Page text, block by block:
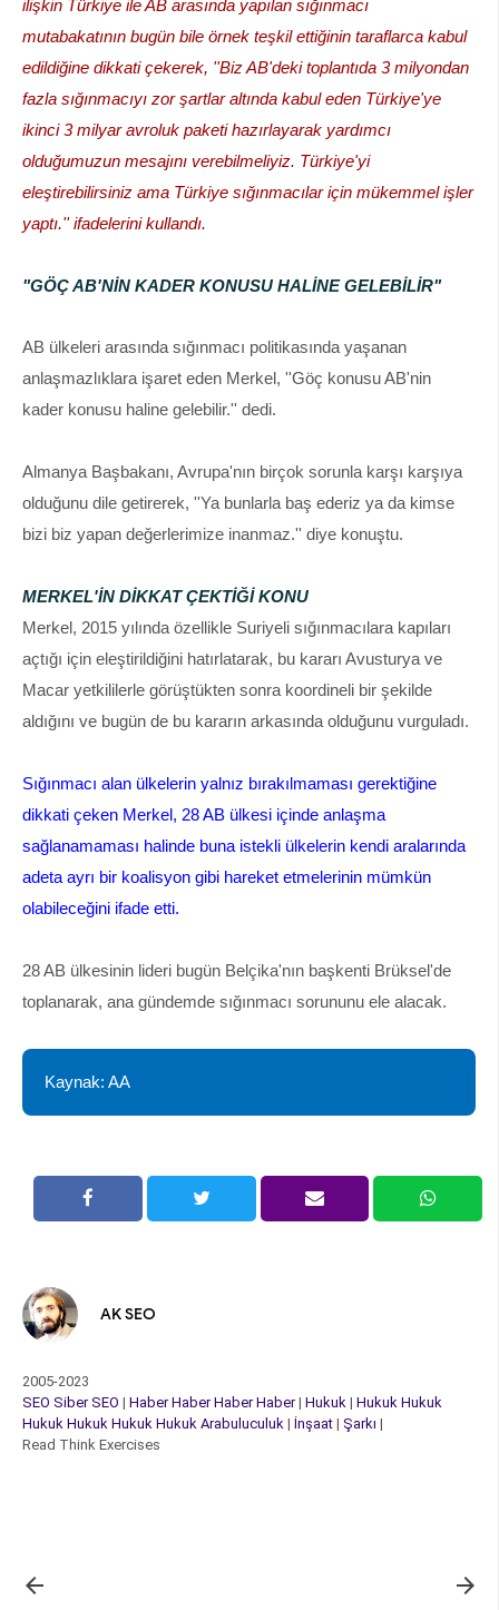
ilişkin Türkiye ile AB arasında yapılan sığınmacı
mutabakatının bugün bile örnek teşkil ettiğinin taraflarca kabul
edildiğine dikkati çekerek, ''Biz AB'deki toplantıda 3 milyondan
fazla sığınmacıyı zor şartlar altında kabul eden Türkiye'ye
ikinci 3 milyar avroluk paketi hazırlayarak yardımcı
olduğumuzun mesajını verebilmeliyiz. Türkiye'yi
eleştirebilirsiniz ama Türkiye sığınmacılar için mükemmel işler
yaptı.'' ifadelerini kullandı.
"GÖÇ AB'NİN KADER KONUSU HALİNE GELEBİLİR"
AB ülkeleri arasında sığınmacı politikasında yaşanan
anlaşmazlıklara işaret eden Merkel, ''Göç konusu AB'nin
kader konusu haline gelebilir.'' dedi.
Almanya Başbakanı, Avrupa'nın birçok sorunla karşı karşıya
olduğunu dile getirerek, ''Ya bunlarla baş ederiz ya da kimse
bizi biz yapan değerlerimize inanmaz.'' diye konuştu.
MERKEL'İN DİKKAT ÇEKTİĞİ KONU
Merkel, 2015 yılında özellikle Suriyeli sığınmacılara kapıları
açtığı için eleştirildiğini hatırlatarak, bu kararı Avusturya ve
Macar yetkililerle görüştükten sonra koordineli bir şekilde
aldığını ve bugün de bu kararın arkasında olduğunu vurguladı.
Sığınmacı alan ülkelerin yalnız bırakılmaması gerektiğine
dikkati çeken Merkel, 28 AB ülkesi içinde anlaşma
sağlanamaması halinde buna istekli ülkelerin kendi aralarında
adeta ayrı bir koalisyon gibi hareket etmelerinin mümkün
olabileceğini ifade etti.
28 AB ülkesinin lideri bugün Belçika'nın başkenti Brüksel'de
toplanarak, ana gündemde sığınmacı sorununu ele alacak.
Kaynak: AA
AK SEO
2005-2023
SEO Siber SEO | Haber Haber Haber Haber| Hukuk | Hukuk Hukuk
Hukuk Hukuk Hukuk Hukuk Arabuluculuk | İnşaat | Şarkı |
Read Think Exercises
 